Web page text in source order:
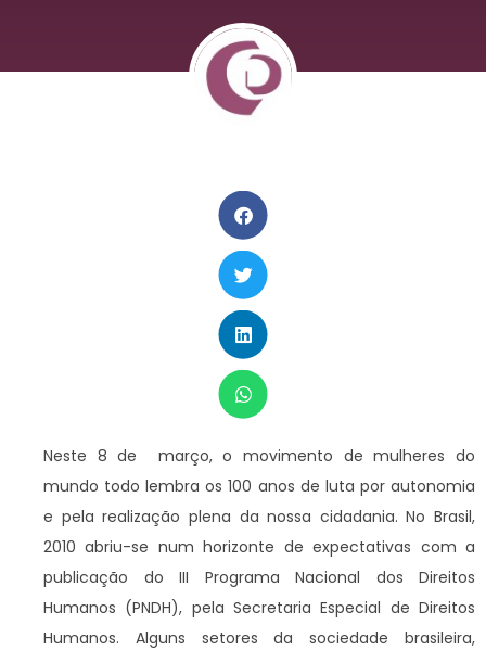
Neste 8 de março, o movimento de mulheres do
mundo todo lembra os 100 anos de luta por autonomia
e pela realização plena da nossa cidadania. No Brasil,
2010 abriu-se num horizonte de expectativas com a
publicação do III Programa Nacional dos Direitos
Humanos (PNDH), pela Secretaria Especial de Direitos
Humanos. Alguns setores da sociedade brasileira,